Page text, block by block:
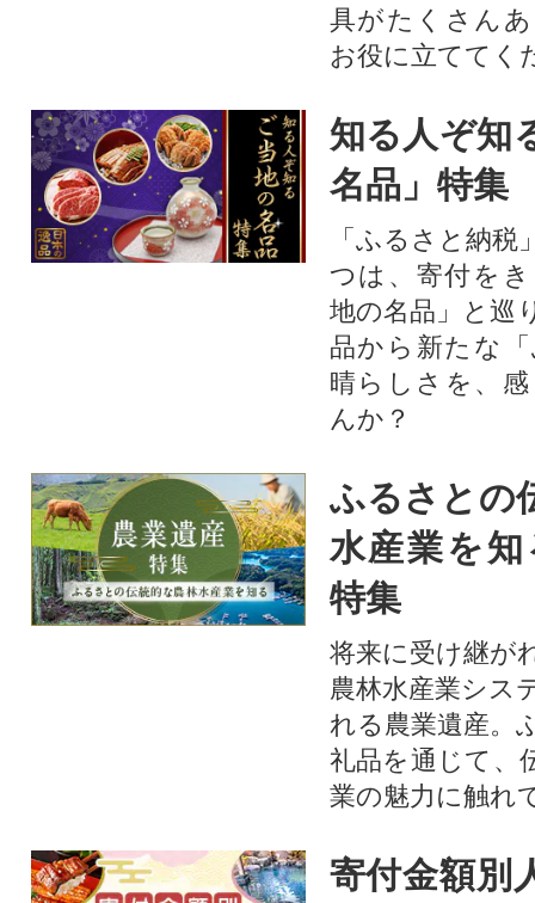
具がたくさん
お役に立ててく
知る人ぞ知
名品」特集
「ふるさと納
つは、寄付を
地の名品」と巡
品から新たな
晴らしさを、
んか？
ふるさとの
水産業を
特集
将来に受け継が
農林水産業シス
れる農業遺産。
礼品を通じて、
業の魅力に触れ
寄付金額別